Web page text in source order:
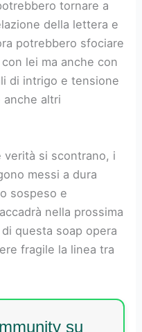
tornare a
della lettera e
potrebbero sfociare
lei ma anche con
di intrigo e tensione
altri
verità si scontrano, i
messi a dura
sospeso e
nella prossima
questa soap opera
fragile la linea tra
su